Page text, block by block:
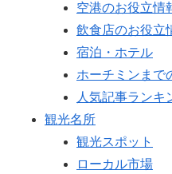
空港のお役立情
飲食店のお役立
宿泊・ホテル
ホーチミンまで
人気記事ランキ
観光名所
観光スポット
ローカル市場